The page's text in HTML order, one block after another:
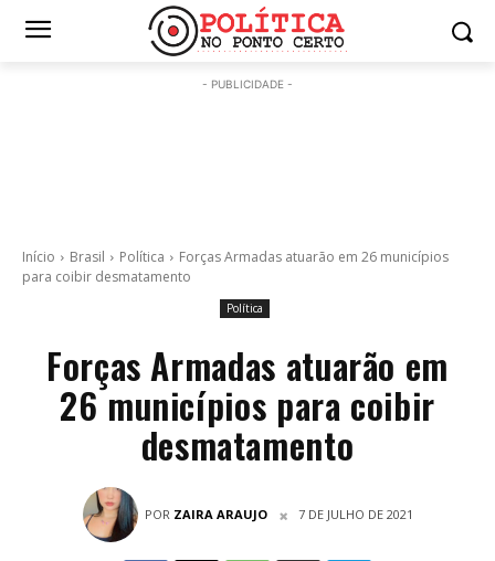
- PUBLICIDADE -
Início Brasil Política
Forças Armadas atuarão em 26 municípios
para coibir desmatamento
Política
Forças Armadas atuarão em
26 municípios para coibir
desmatamento
POR ZAIRA ARAUJO 7 DE JULHO DE 2021